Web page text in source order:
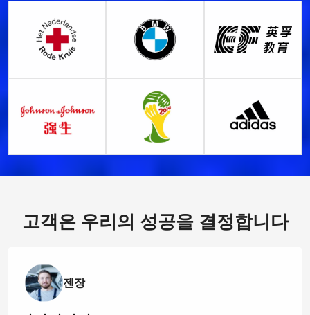
고객은 우리의 성공을 결정합니다
젠장